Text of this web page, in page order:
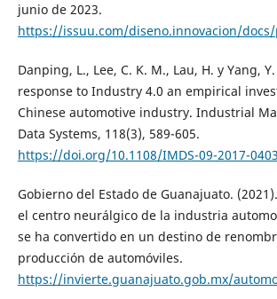
junio de 2023.
https://issuu.com/diseno.innovacion/docs/
Danping, L., Lee, C. K. M., Lau, H. y Yang,
response to Industry 4.0 an empirical
Chinese automotive industry. Industrial
Data Systems, 118(3), 589-605.
https://doi.org/10.1108/IMDS-09-2017-0403
Gobierno del Estado de Guanajuato.
el centro neurálgico de la industria
se ha convertido en un destino de
producción de automóviles.
https://invierte.guanajuato.gob.mx/